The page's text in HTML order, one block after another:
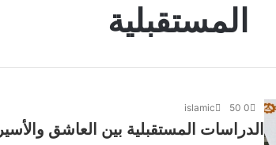
المستقبلية
islamic 0
الدراسات المستقبلية بين العاشق والأسير